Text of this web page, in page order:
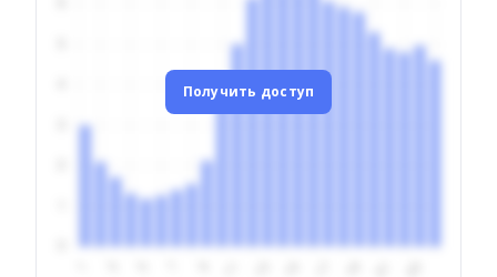
Получить доступ